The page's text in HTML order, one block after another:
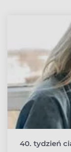
40. tydzień